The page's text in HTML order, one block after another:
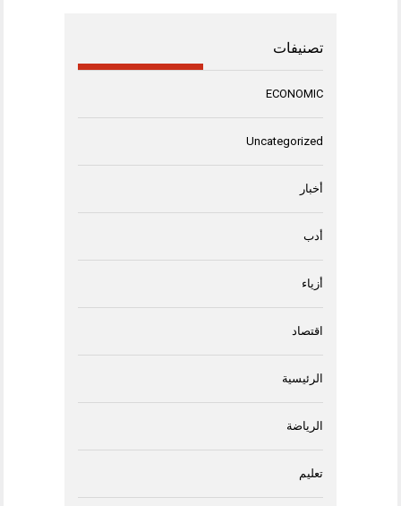
تصنيفات
ECONOMIC
Uncategorized
أخبار
أدب
أزياء
اقتصاد
الرئيسية
الرياضة
تعليم